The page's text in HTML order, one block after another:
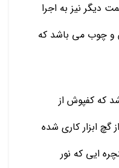
دیگر نیز به اجرا
و چوب می باشد که
میباشد که کفپوش از
ابزار کاری شده
ایی که نور